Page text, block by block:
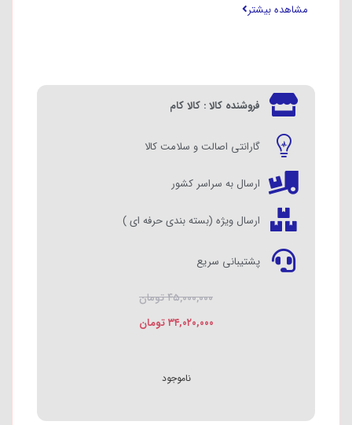
خاموش شدن خودکار دارد
نوع دستگیره دستگیره خنک
مشاهده بیشتر
فروشنده کالا : کالا کام
گارانتی اصالت و سلامت کالا
ارسال به سراسر کشور
ارسال ویژه (بسته بندی حرفه ای )
پشتیبانی سریع
۴۵,۰۰۰,۰۰۰تومان
۳۴,۰۲۰,۰۰۰ تومان
ناموجود